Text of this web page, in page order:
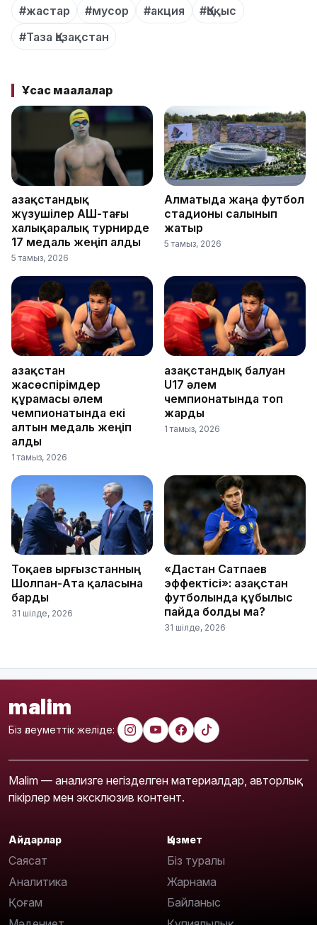
#жастар #мусор #акция
#Қоқыс
#Таза Қазақстан
Ұқсас мақалалар
Қазақстандық
жүзушілер АҚШ-тағы
халықаралық турнирде
17 медаль жеңіп алды
5 тамыз, 2026
Алматыда жаңа футбол
стадионы салынып
жатыр
5 тамыз, 2026
Қазақстан
жасөспірімдер
құрамасы әлем
чемпионатында екі
алтын медаль жеңіп
алды
1 тамыз, 2026
Қазақстандық балуан
U17 әлем
чемпионатында топ
жарды
1 тамыз, 2026
Тоқаев Қырғызстанның
Шолпан-Ата қаласына
барды
31 шілде, 2026
«Дастан Сатпаев
эффектісі»: Қазақстан
футболында құбылыс
пайда болды ма?
31 шілде, 2026
malim
Біз әлеуметтік желіде:
Malim — анализге негізделген материалдар, авторлық
пікірлер мен эксклюзив контент.
Айдарлар
Саясат
Аналитика
Қоғам
Қызмет
Біз туралы
Жарнама
Байланыс